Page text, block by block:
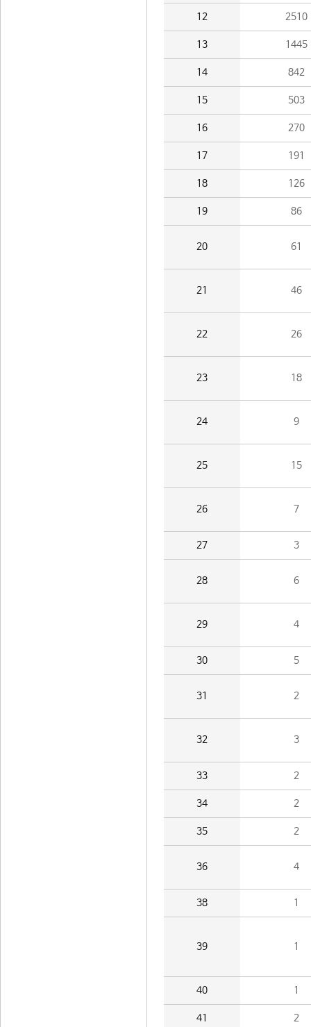
12 2510
13 1445
14 842
15 503
16 270
17 191
18 126
19 86
20 61
21 46
22 26
23 18
24 9
25 15
26 7
27 3
28 6
29 4
30 5
31 2
32 3
33 2
34 2
35 2
36 4
38 1
39 1
40 1
41 2